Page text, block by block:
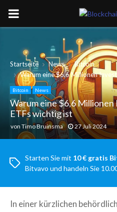
PRIMARY
Startseite News
Bitcoin
Warum eine $6,6 Millionen
Bitcoin News
Warum eine $6,6
ETFs wichtig ist
von Timo Bruinsma 27 Juli 2024
Starten Sie mit 10 € gratis
Bitvavo und handeln Sie
In einer kürzlichen